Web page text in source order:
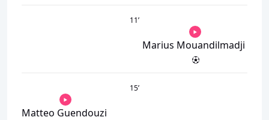
11’
Marius Mouandilmadji
15’
Matteo Guendouzi